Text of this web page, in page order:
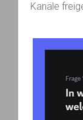
Kanäle